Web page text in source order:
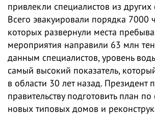
привлекли специалистов из других
Всего эвакуировали порядка 7000
которых развернули места
мероприятия направили 63 млн
данным специалистов, уровень
самый высокий показатель,
в области 30 лет назад. Президент
правительству подготовить план по
новых типовых домов и